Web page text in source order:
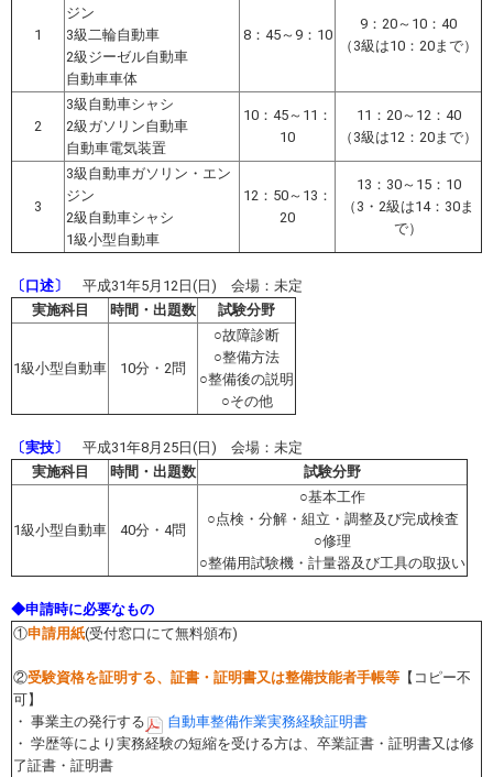
1
ジン
3級二輪自動車
2級ジーゼル自動車
自動車車体
8：45～9：10
9：20～10：40
（3級は10：20まで）
2
3級自動車シャシ
2級ガソリン自動車
自動車電気装置
10：45～11：
10
11：20～12：40
（3級は12：20まで）
3
3級自動車ガソリン・エン
ジン
2級自動車シャシ
1級小型自動車
12：50～13：
20
13：30～15：10
（3・2級は14：30ま
で）
〔口述〕
平成31年5月12日(日) 会場：未定
実施科目
時間・出題数 試験分野
1級小型自動車 10分・2問
○故障診断
○整備方法
○整備後の説明
○その他
〔実技〕
平成31年8月25日(日) 会場：未定
実施科目
時間・出題数 試験分野
1級小型自動車 40分・4問
○基本工作
○点検・分解・組立・調整及び完成検査
○修理
○整備用試験機・計量器及び工具の取扱い
◆申請時に必要なもの
①申請用紙(受付窓口にて無料頒布)
②受験資格を証明する、証書・証明書又は整備技能者手帳等 【コピー不
可】
・ 事業主の発行する
自動車整備作業実務経験証明書
・ 学歴等により実務経験の短縮を受ける方は、卒業証書・証明書又は修
了証書・証明書